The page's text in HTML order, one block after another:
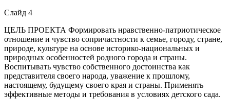
Слайд 4
ЦЕЛЬ ПРОЕКТА Формировать нравственно-патриотическое
отношение и чувство сопричастности к семье, городу, стране,
природе, культуре на основе историко-национальных и
природных особенностей родного города и страны.
Воспитывать чувство собственного достоинства как
представителя своего народа, уважение к прошлому,
настоящему, будущему своего края и страны. Применять
эффективные методы и требования в условиях детского сада.